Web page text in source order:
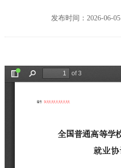
发布时间：2026-06-05